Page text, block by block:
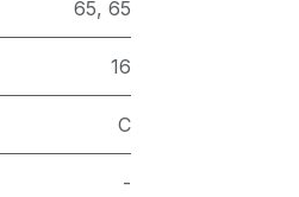
65, 65
16
C
-